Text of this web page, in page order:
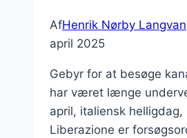
AfHenrik Nørby
april 2025
Gebyr for at besøge
har været længe
april, italiensk helligdag,
Liberazione er